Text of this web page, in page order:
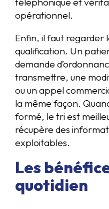
opérationnel.
Enfin, il faut regarder
qualification. Un
demande
transmettre, une
ou un appel
la même façon.
formé, le tri est
récupère des
exploitables.
Les
quotidien